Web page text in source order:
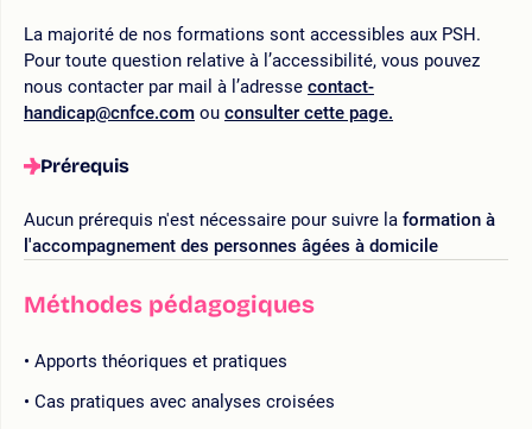
La majorité de nos formations sont accessibles aux PSH.
Pour toute question relative à l’accessibilité, vous pouvez
nous contacter par mail à l’adresse contact-
handicap@cnfce.com ou consulter cette page.
Prérequis
Aucun prérequis n'est nécessaire pour suivre la formation à
l'accompagnement des personnes âgées à domicile
Méthodes pédagogiques
Apports théoriques et pratiques
Cas pratiques avec analyses croisées